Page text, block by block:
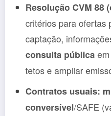
Resolução CVM 88
critérios para ofertas
captação,
consulta pública
tetos e ampliar
Contratos usuais:
conversível/SAFE